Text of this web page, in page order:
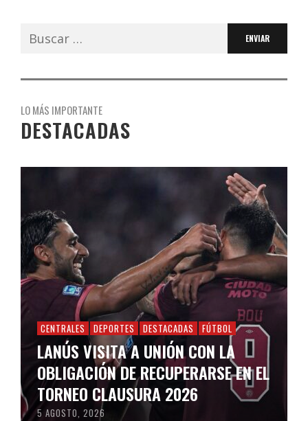
Buscar:
LO MÁS IMPORTANTE
DESTACADAS
CENTRALES DEPORTES DESTACADAS FÚTBOL
LANÚS VISITA A UNIÓN CON LA
OBLIGACIÓN DE RECUPERARSE EN EL
TORNEO CLAUSURA 2026
5 AGOSTO, 2026